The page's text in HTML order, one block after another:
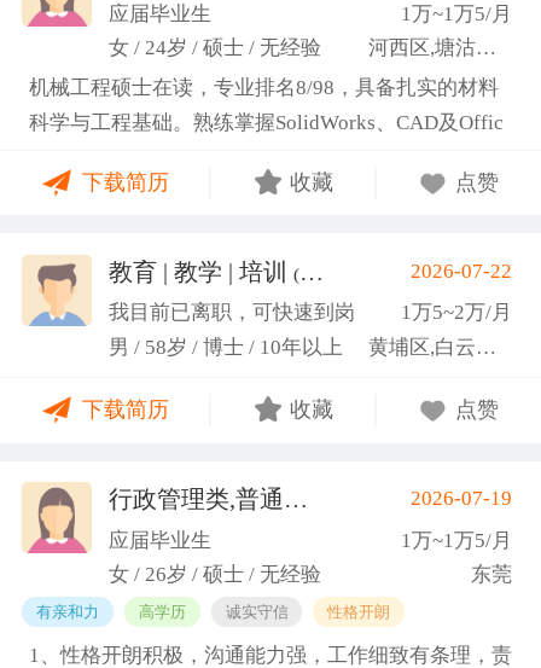
应届毕业生
1万~1万5/月
女 / 24岁 / 硕士 / 无经验
河西区,塘沽区,东丽区
机械工程硕士在读，专业排名8/98，具备扎实的材料
科学与工程基础。熟练掌握SolidWorks、CAD及Offic
2项天津市科研项目，擅长实验设计与数据分析;曾带
优秀的团队协作与沟通协调能力，责任心强，渴望将
科研严谨性融入实践工作中
下载简历 收藏 点赞
教育 | 教学 | 培训 (汤山文)
2026-07-22
我目前已离职，可快速到岗
1万5~2万/月
男 / 58岁 / 博士 / 10年以上
黄埔区,白云区,增城市
下载简历 收藏 点赞
行政管理类,普通教师类 (蓝小艳)2026-07-19
应届毕业生
1万~1万5/月
女 / 26岁 / 硕士 / 无经验
东莞
有亲和力 高学历 诚实守信 性格开朗
1、性格开朗积极，沟通能力强，工作细致有条理，责